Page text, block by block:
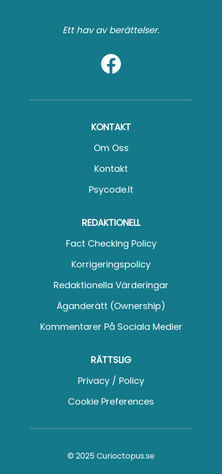
Ett hav av berättelser.
KONTAKT
Om Oss
Kontakt
Psycode.it
REDAKTIONELL
Fact Checking Policy
Korrigeringspolicy
Redaktionella Värderingar
Äganderätt (Ownership)
Kommentarer På Sociala Medier
RÄTTSLIG
Privacy / Policy
Cookie Preferences
© 2025 Curioctopus.se